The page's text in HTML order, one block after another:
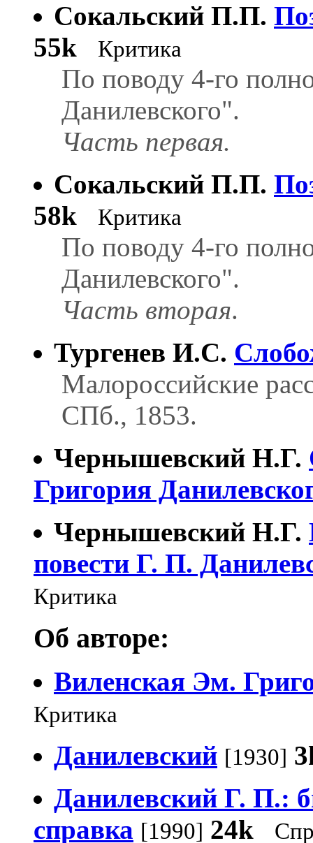
Сокальский П.П.
55k
Критика
Пo поводу 4-го
Данилевского".
Часть первая.
Сокальский П.П.
58k
Критика
Пo поводу 4-го
Данилевского".
Часть вторая.
Тургенев И.С.
Малороссийские
СПб., 1853.
Чернышевский Н.Г.
Григория
Чернышевский Н.Г.
повести Г. П.
Критика
Об авторе:
Виленская Эм.
Критика
Данилевский [1930]
Данилевский Г. П.:
справка [1990] 24k